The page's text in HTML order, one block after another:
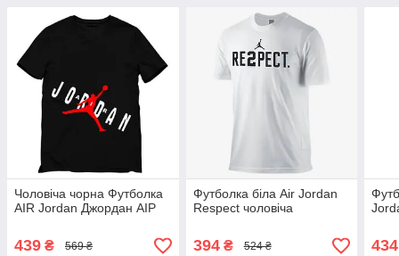
Чоловіча чорна Футболка
AIR Jordan Джордан АІР
439 ₴ 569 ₴
Футболка біла Air Jordan
Respect чоловіча
394₴ 524 ₴ 434